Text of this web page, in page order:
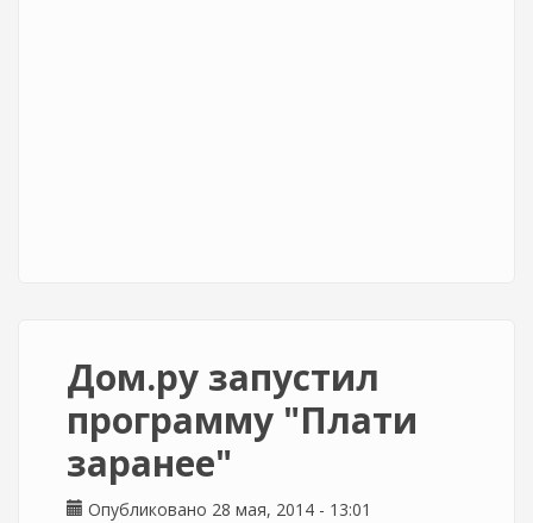
Дом.ру запустил
программу "Плати
заранее"
Опубликовано 28 мая, 2014 - 13:01